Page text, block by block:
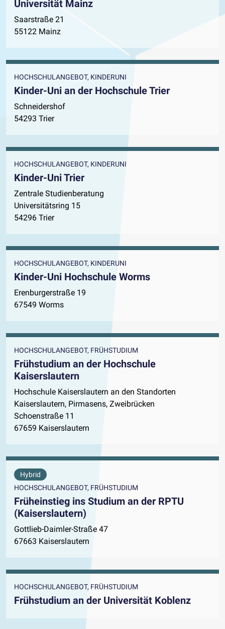
Universität Mainz
Saarstraße 21
55122 Mainz
HOCHSCHULANGEBOT, KINDERUNI
Kinder-Uni an der Hochschule Trier
Schneidershof
54293 Trier
HOCHSCHULANGEBOT, KINDERUNI
Kinder-Uni Trier
Zentrale Studienberatung
Universitätsring 15
54296 Trier
HOCHSCHULANGEBOT, KINDERUNI
Kinder-Uni Hochschule Worms
Erenburgerstraße 19
67549 Worms
HOCHSCHULANGEBOT, FRÜHSTUDIUM
Frühstudium an der Hochschule
Kaiserslautern
Hochschule Kaiserslautern an den Standorten
Kaiserslautern, Pirmasens, Zweibrücken
Schoenstraße 11
67659 Kaiserslautern
Hybrid
HOCHSCHULANGEBOT, FRÜHSTUDIUM
Früheinstieg ins Studium an der RPTU
(Kaiserslautern)
Gottlieb-Daimler-Straße 47
67663 Kaiserslautern
HOCHSCHULANGEBOT, FRÜHSTUDIUM
Frühstudium an der Universität Koblenz